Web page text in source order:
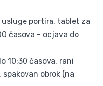
usluge portira, tablet za
časova - odjava do
10:30 časova, rani
obrok (na